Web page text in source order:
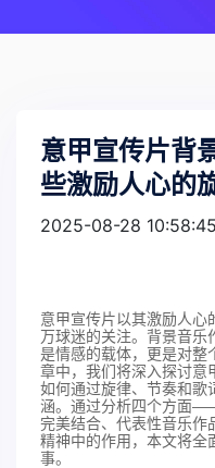
意甲宣传片背
些激励人心的
2025-08-28 10:58:45
意甲宣传片以其激励人心
万球迷的关注。背景音乐
是情感的载体，更是对整
章中，我们将深入探讨意
如何通过旋律、节奏和歌
涵。通过分析四个方面
完美结合、代表性音乐作
精神中的作用，本文将全
事。